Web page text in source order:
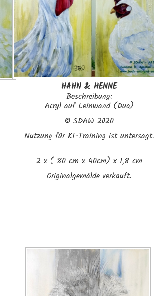
HAHN & HENNE
Beschreibung:
Acryl auf Leinwand (Duo)
© SDAW 2020
Nutzung für KI-Training ist untersagt.
2 x ( 80 cm x 40cm) x 1,8 cm
Originalgemälde verkauft.